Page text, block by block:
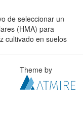
de seleccionar un
(HMA) para
cultivado en suelos
Theme by